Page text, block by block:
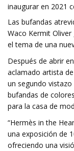
inaugurar en 2021
Las bufandas
Waco Kermit
el tema de una
Después de abrir
aclamado artista
un segundo
bufandas de
para la casa de
“Hermès in the
una exposición de
ofreciendo una